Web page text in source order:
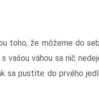
toho, že môžeme do
váhou sa nič
sa pustíte do prvého